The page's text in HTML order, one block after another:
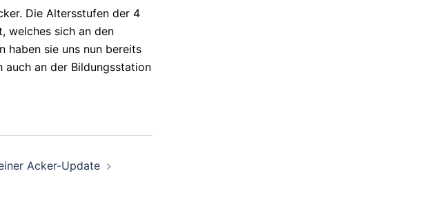
Die Altersstufen der 4
welches sich an den
haben sie uns nun bereits
auch an der Bildungsstation
Acker-Update